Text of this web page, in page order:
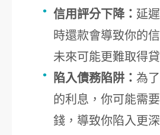
信用評分下降： 延
時還款會導致你的
未來可能更難取得貸
陷入債務陷阱： 為
的利息，你可能需
錢，導致你陷入更